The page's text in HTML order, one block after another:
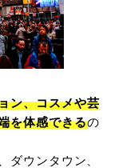
ン、コスメや芸
を体感できるの
ダウンタウン、